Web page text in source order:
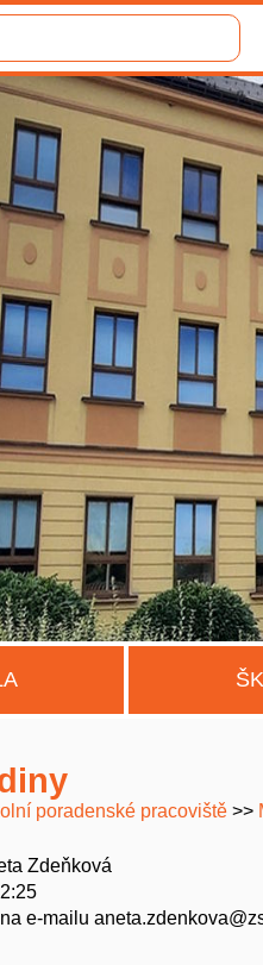
poradenské pracoviště
Zdeňková
e-mailu